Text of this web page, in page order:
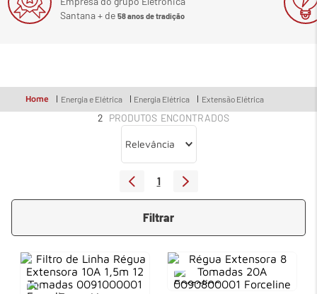
7º em meetup logitech
10 tablet
Santana + de 58 anos de tradição
Home Energia e Elétrica Energia Elétrica Extensão Elétrica
2 PRODUTOS
Relevância
1
Filtrar